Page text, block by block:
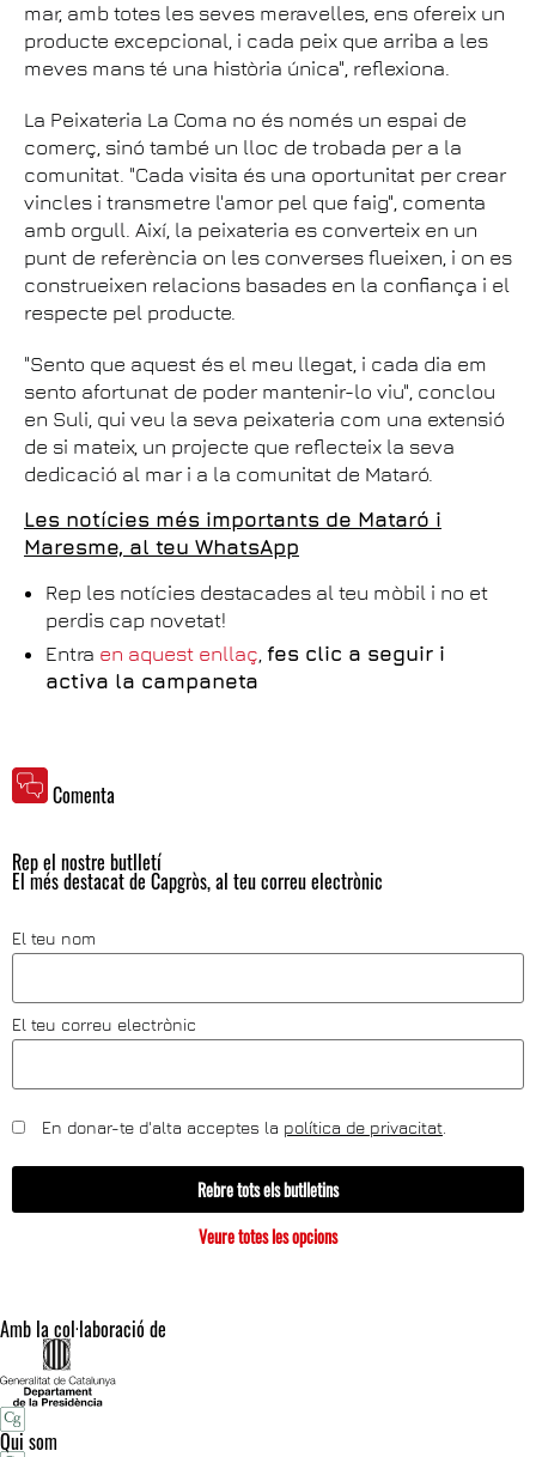
mar, amb totes les seves meravelles, ens ofereix un
producte excepcional, i cada peix que arriba a les
meves mans té una història única", reflexiona.
La Peixateria La Coma no és només un espai de
comerç, sinó també un lloc de trobada per a la
comunitat. "Cada visita és una oportunitat per crear
vincles i transmetre l'amor pel que faig", comenta
amb orgull. Així, la peixateria es converteix en un
punt de referència on les converses flueixen, i on es
construeixen relacions basades en la confiança i el
respecte pel producte.
"Sento que aquest és el meu llegat, i cada dia em
sento afortunat de poder mantenir-lo viu", conclou
en Suli, qui veu la seva peixateria com una extensió
de si mateix, un projecte que reflecteix la seva
dedicació al mar i a la comunitat de Mataró.
Les notícies més importants de Mataró i
Maresme, al teu WhatsApp
Rep les notícies destacades al teu mòbil i no et
perdis cap novetat!
Entra en aquest enllaç, fes clic a seguir i
activa la campaneta
Comenta
Rep el nostre butlletí
El més destacat de Capgròs, al teu correu electrònic
El teu nom
El teu correu electrònic
En donar-te d'alta acceptes la política de privacitat
Rebre tots els butlletins
Veure totes les opcions
Amb la col·laboració de
Qui som